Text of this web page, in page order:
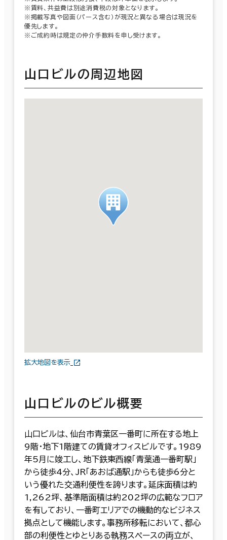
※賃料、共益費は別途消費税の対象となります。
※掲載写真や図面（パース含む）が現況と異なる場合は現況を
優先します。
※ご成約時は規定の仲介手数料を申し受けます。
山口ビルの周辺地図
拡大地図を表示
山口ビルのビル概要
山口ビルは、仙台市青葉区一番町に所在する地上
9階・地下1階建ての賃貸オフィスビルです。1989
年5月に竣工し、地下鉄東西線「青葉通一番町駅」
から徒歩4分、JR「あおば通駅」からも徒歩6分と
いう優れた交通利便性を誇ります。延床面積は約
1,262坪、基準階面積は約202坪の広範なフロア
を有しており、一番町エリアでの機動的なビジネス
拠点として機能します。事務所移転において、都心
部の利便性とゆとりある執務スペースの両立が、